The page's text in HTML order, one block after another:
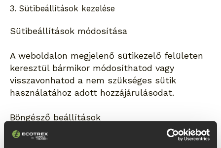
3. Sütibeállítások kezelése
Sütibeállítások módosítása
A weboldalon megjelenő sütikezelő felületen
keresztül bármikor módosíthatod vagy
visszavonhatod a nem szükséges sütik
használatához adott hozzájárulásodat.
Böngésző beállítások
A legtöbb böngésző lehetőséget biztosít a